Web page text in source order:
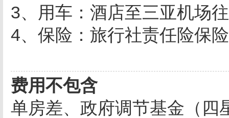
3、用车：酒店至三亚机场
4、保险：旅行社责任险保
费用不包含
单房差、政府调节基金（四